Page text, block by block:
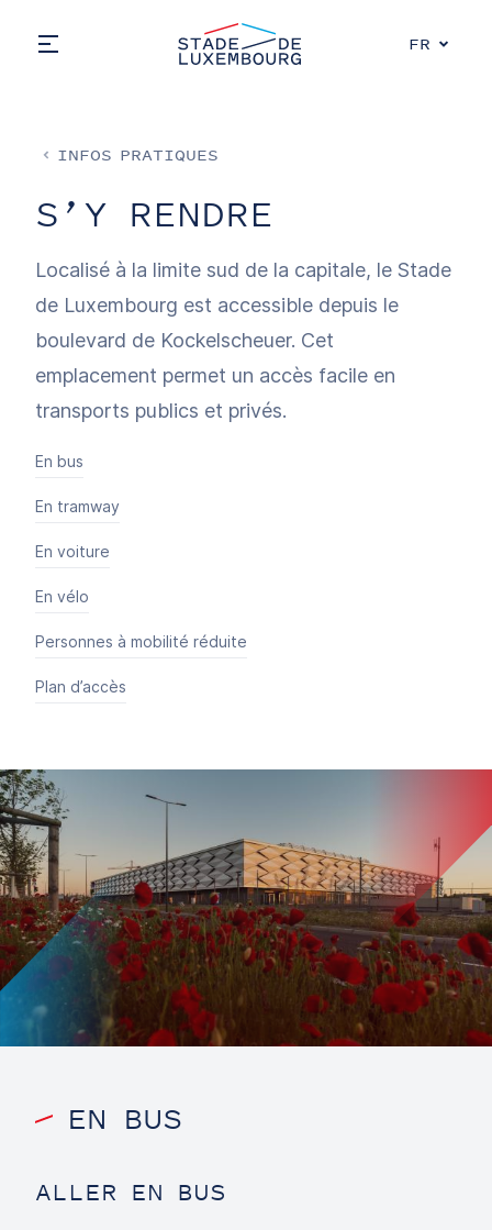
Stade de Luxembourg, go to main
Choose a
FR
Open main menu
INFOS PRATIQUES
S’Y RENDRE
Localisé à la limite sud de la capitale, le Stade
de Luxembourg est accessible depuis le
boulevard de Kockelscheuer. Cet
emplacement permet un accès facile en
transports publics et privés.
En bus
En tramway
En voiture
En vélo
Personnes à mobilité réduite
Plan d’accès
EN BUS
ALLER EN BUS